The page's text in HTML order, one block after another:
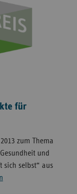
für
zum Thema
und
sich selbst“ aus